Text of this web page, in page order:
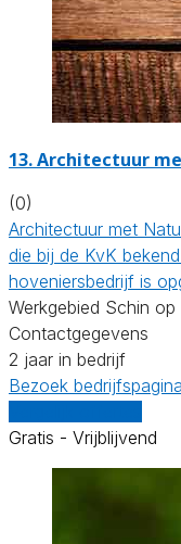
13.Architectuur
(0)
Architectuur met
die bij de KvK
hoveniersbedrijf is
Werkgebied Schin op
Contactgegevens
2 jaar in bedrijf
Bezoek bedrijfspagina
Gratis - Vrijblijvend